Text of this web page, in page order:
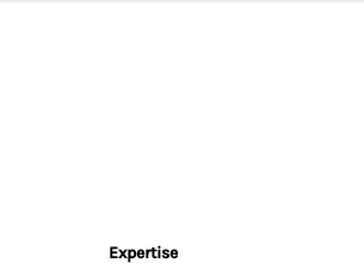
Expertise